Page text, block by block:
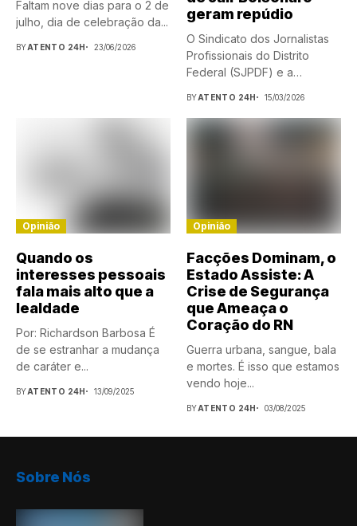
Faltam nove dias para o 2 de
julho, dia de celebração da...
BYATENTO 24H 23/06/2026
geram repúdio
O Sindicato dos Jornalistas
Profissionais do Distrito
Federal (SJPDF) e a
BYATENTO 24H 15/03/2026
Opinião
Quando os
interesses pessoais
fala mais alto que a
lealdade
Por: Richardson Barbosa É
de se estranhar a mudança
de caráter e...
BYATENTO 24H 13/09/2025
Opinião
Facções Dominam, o
Estado Assiste: A
Crise de Segurança
que Ameaça o
Coração do RN
Guerra urbana, sangue, bala
e mortes. É isso que estamos
vendo hoje...
BYATENTO 24H 03/08/2025
Sobre Nós